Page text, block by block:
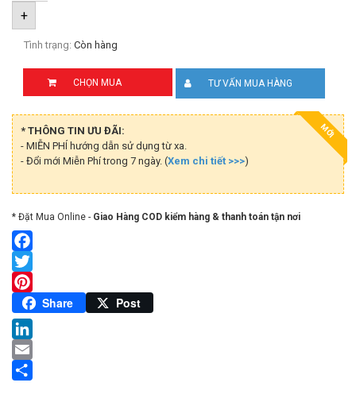
+
Tình trạng: Còn hàng
CHỌN MUA TƯ VẤN MUA HÀNG
MỚI
* THÔNG TIN ƯU ĐÃI:
- MIỄN PHÍ hướng dẫn sử dụng từ xa.
- Đổi mới Miễn Phí trong 7 ngày. (Xem chi tiết >>>)
* Đặt Mua Online - Giao Hàng COD kiểm hàng & thanh toán tận nơi
Facebook
Twitter
Pinterest
Share Post
LinkedIn
Email